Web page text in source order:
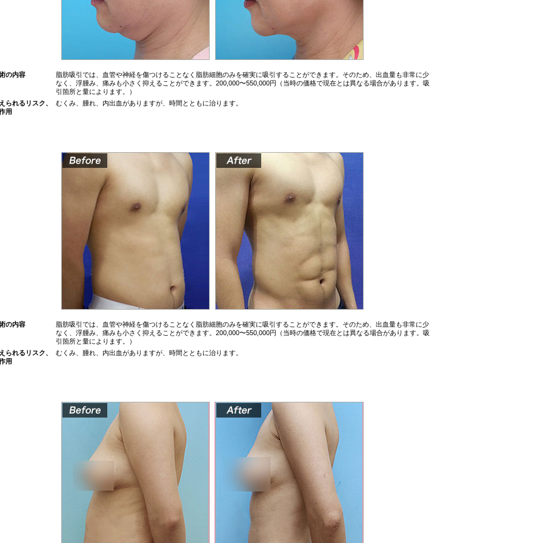
の内容
脂肪吸引では、血管や神経を傷つけることなく脂肪細胞のみを確実に吸引することができます。そのため、出血量も非常に少
なく、浮腫み、痛みも小さく抑えることができます。200,000〜550,000円（当時の価格で現在とは異なる場合があります。吸
引箇所と量によります。）
られるリスク、
用
むくみ、腫れ、内出血がありますが、時間とともに治ります。
の内容
脂肪吸引では、血管や神経を傷つけることなく脂肪細胞のみを確実に吸引することができます。そのため、出血量も非常に少
なく、浮腫み、痛みも小さく抑えることができます。200,000〜550,000円（当時の価格で現在とは異なる場合があります。吸
引箇所と量によります。）
られるリスク、
用
むくみ、腫れ、内出血がありますが、時間とともに治ります。